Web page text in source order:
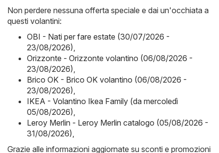
Non perdere nessuna offerta speciale e dai un'occhiata a
questi volantini:
OBI - Nati per fare estate (30/07/2026 -
23/08/2026)
Orizzonte - Orizzonte volantino (06/08/2026 -
23/08/2026)
Brico OK - Brico OK volantino (06/08/2026 -
23/08/2026)
IKEA - Volantino Ikea Family (da mercoledì
05/08/2026)
Leroy Merlin - Leroy Merlin catalogo (05/08/2026 -
31/08/2026)
Grazie alle informazioni aggiornate su sconti e promozioni